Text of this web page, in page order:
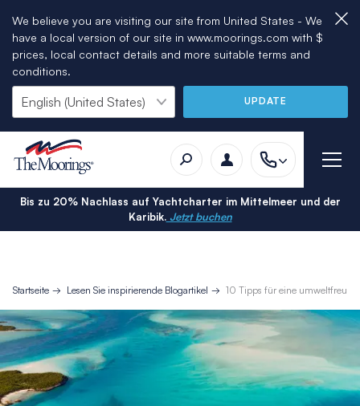
We believe you are visiting our site from United States - We
have a local version of our site in www.moorings.com with $
prices, local contact details and more suitable terms and
conditions.
UPDATE
Bis zu 20% Nachlass auf Yachtcharter im Mittelmeer und der
Karibik.Jetzt buchen
Startseite Lesen Sie inspirierende Blogartikel 10 Tipps für eine